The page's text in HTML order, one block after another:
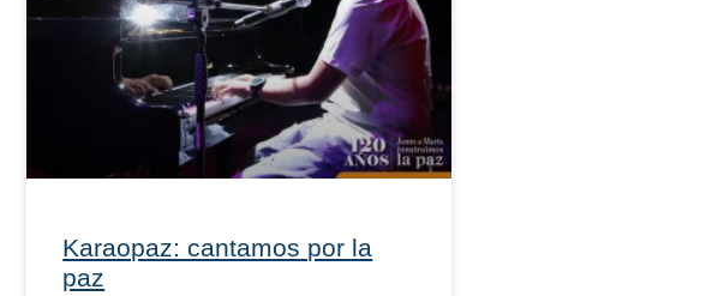
Karaopaz: cantamos por la
paz